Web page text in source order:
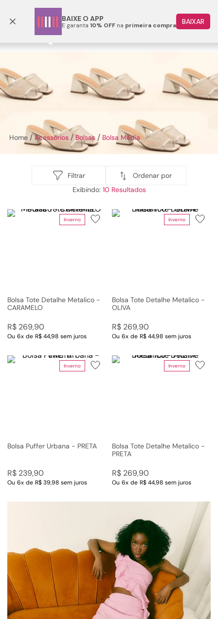
BAIXE O APP
E garanta 10% OFF na primeira compra BAIXAR
Frete grátis p/ todo o Brasil a partir de R$ 499,90
Acessórios Bolsas Bolsa Média
Bolsa Média
Filtrar
Ordenar por
10
Inverno
Bolsa Tote Detalhe Metalico -
CARAMELO
R$ 269,90
Ou 6x de R$ 44,98 sem juros
Inverno
Bolsa Tote Detalhe Metalico -
OLIVA
R$ 269,90
Ou 6x de R$ 44,98 sem juros
Inverno
Bolsa Puffer Urbana - PRETA
R$ 239,90
Ou 6x de R$ 39,98 sem juros
Inverno
Bolsa Tote Detalhe Metalico -
PRETA
R$ 269,90
Ou 6x de R$ 44,98 sem juros
2º
tenis
3º
bota
sandalia
6º
tamanco
bolsa
10
scarpin